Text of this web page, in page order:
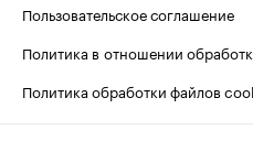
Пользовательское соглашение
Политика в отношении
Политика обработки файлов